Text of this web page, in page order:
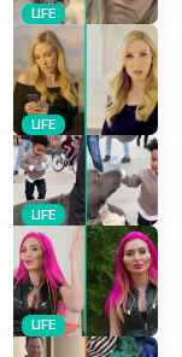
LIFE
LIFE
LIFE
LIFE